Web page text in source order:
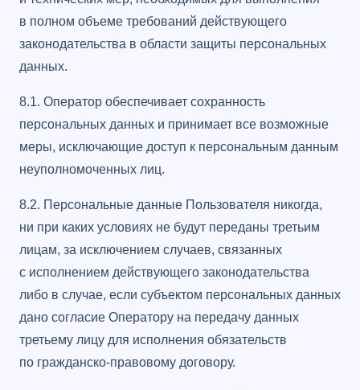
в полном объеме требований действующего
законодательства в области защиты персональных
данных.
8.1. Оператор обеспечивает сохранность
персональных данных и принимает все возможные
меры, исключающие доступ к персональным данным
неуполномоченных лиц.
8.2. Персональные данные Пользователя никогда,
ни при каких условиях не будут переданы третьим
лицам, за исключением случаев, связанных
с исполнением действующего законодательства
либо в случае, если субъектом персональных данных
дано согласие Оператору на передачу данных
третьему лицу для исполнения обязательств
по гражданско-правовому договору.